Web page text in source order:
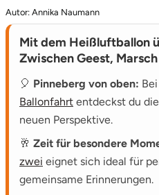
1. Wenn Geest und
Strukturen zeigen
2. Vom ersten
Erlebnis
3. Wenn aus einer
wird
4. Gutschein und
Himmelsmoment in
Autor: Annika Naumann
Mit dem Heißluftballon
Zwischen Geest,
🎈 Pinneberg von oben:
Ballonfahrt entdeckst du
neuen Perspektive.
🥂 Zeit für besondere
zwei eignet sich ideal für
gemeinsame Erinnerungen.